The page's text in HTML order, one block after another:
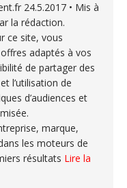
24.5.2017 • Mis à
la rédaction.
ce site, vous
adaptés à vos
de partager des
l’utilisation de
d’audiences et
marque,
les moteurs de
résultats Lire la